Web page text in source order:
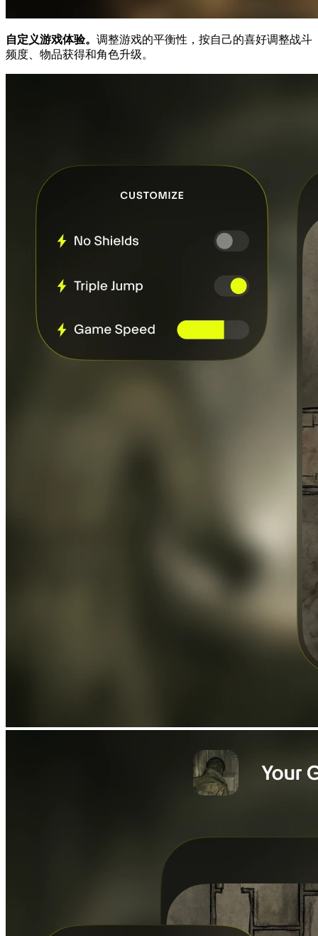
自定义游戏体验。 调整游戏的平衡性，按自己的喜好调整战斗
频度、物品获得和角色升级。